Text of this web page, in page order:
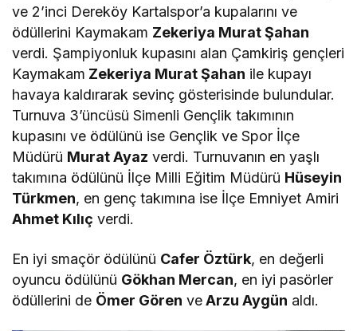
ve 2’inci Dereköy Kartalspor’a kupalarını ve
ödüllerini Kaymakam Zekeriya Murat Şahan
verdi. Şampiyonluk kupasını alan Çamkiriş gençleri
Kaymakam Zekeriya Murat Şahan ile kupayı
havaya kaldırarak sevinç gösterisinde bulundular.
Turnuva 3’üncüsü Simenli Gençlik takımının
kupasını ve ödülünü ise Gençlik ve Spor İlçe
Müdürü Murat Ayaz verdi. Turnuvanın en yaşlı
takımına ödülünü İlçe Milli Eğitim Müdürü Hüseyin
Türkmen, en genç takımına ise İlçe Emniyet Amiri
Ahmet Kılıç verdi.
En iyi smaçör ödülünü Cafer Öztürk, en değerli
oyuncu ödülünü Gökhan Mercan, en iyi pasörler
ödüllerini de Ömer Gören veArzu Aygün aldı.